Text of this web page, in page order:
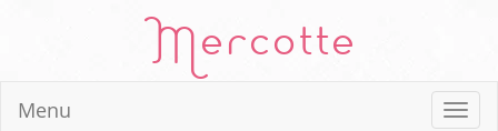
Mercotte
Menu